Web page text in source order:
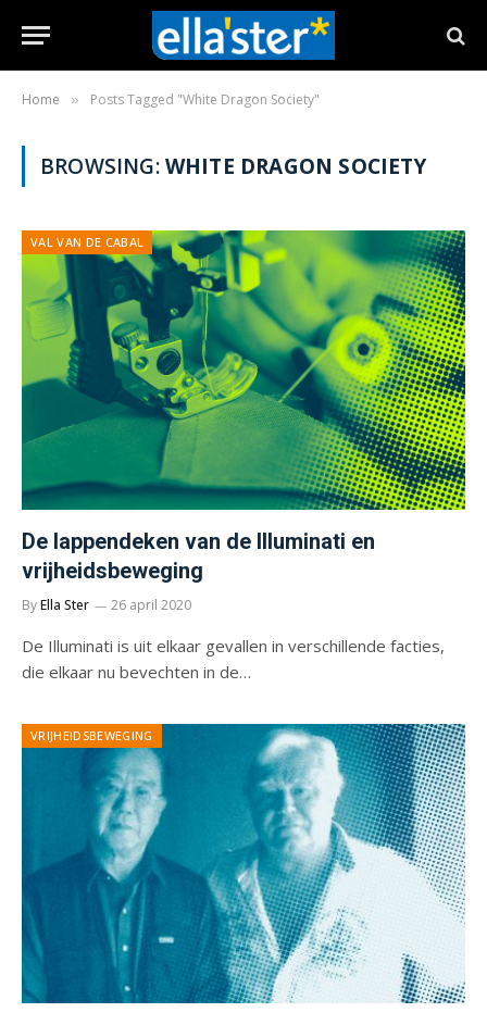
Home » Posts Tagged "White Dragon Society"
BROWSING:WHITE DRAGON SOCIETY
VAL VAN DE CABAL
De lappendeken van de Illuminati en
vrijheidsbeweging
ByElla Ster 26 april 2020
De Illuminati is uit elkaar gevallen in verschillende facties,
die elkaar nu bevechten in de…
VRIJHEIDSBEWEGING